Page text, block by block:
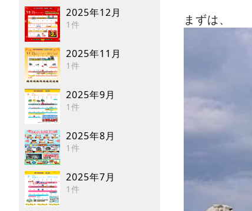
2025年12月
1件
2025年11月
1件
2025年9月
1件
2025年8月
1件
2025年7月
1件
まずは、